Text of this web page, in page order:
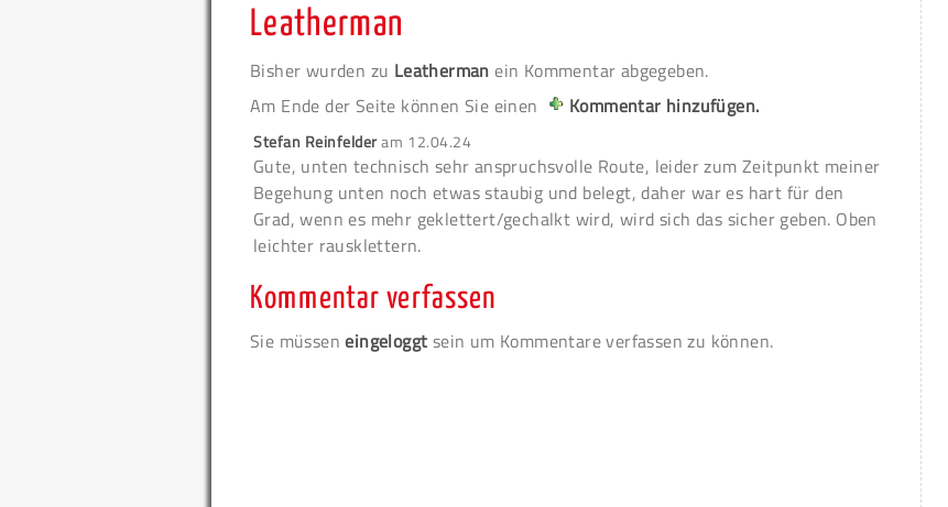
Leatherman
Bisher wurden zu Leatherman ein Kommentar abgegeben.
Am Ende der Seite können Sie einen
Kommentar hinzufügen.
Stefan Reinfelderam 12.04.24
Gute, unten technisch sehr anspruchsvolle Route, leider zum Zeitpunkt meiner
Begehung unten noch etwas staubig und belegt, daher war es hart für den
Grad, wenn es mehr geklettert/gechalkt wird, wird sich das sicher geben. Oben
leichter rausklettern.
Kommentar verfassen
Sie müsseneingeloggt sein um Kommentare verfassen zu können.